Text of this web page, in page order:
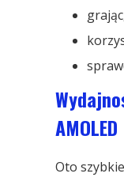
AMOLED
Oto